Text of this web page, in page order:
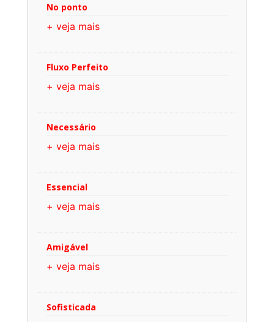
No ponto
+ veja mais
Fluxo Perfeito
+ veja mais
Necessário
+ veja mais
Essencial
+ veja mais
Amigável
+ veja mais
Sofisticada